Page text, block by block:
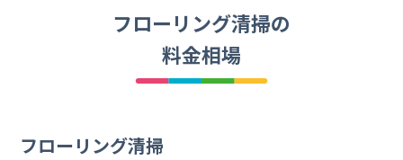
フローリング清掃の
料金相場
フローリング清掃